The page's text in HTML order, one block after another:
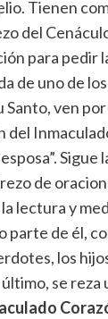
Tienen
del
para pedir
de uno de
Santo, ven
Sigue
de
lectura y
parte de él,
los
se reza